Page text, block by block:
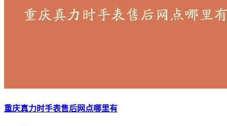
重庆真力时手表售后网点哪里有